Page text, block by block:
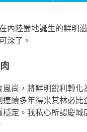
內陸蜀地誕生的鮮明
深了。
尚，將鮮明銳利轉
續多年得米其林必
定。我私心所認慶